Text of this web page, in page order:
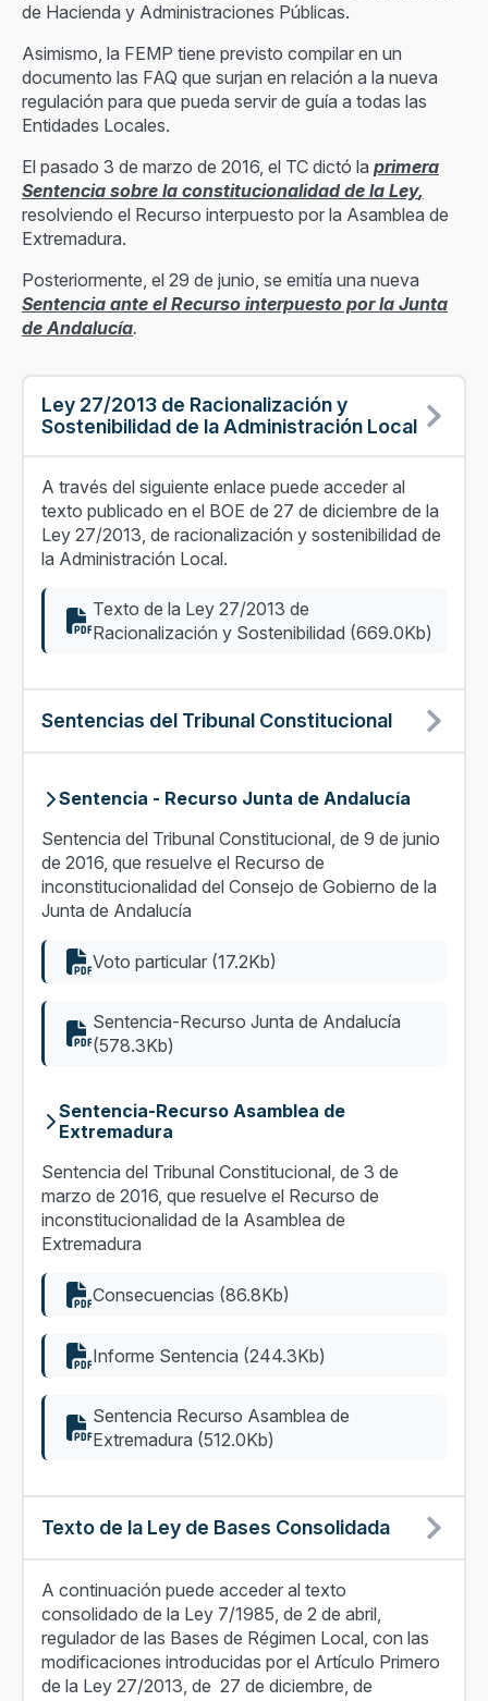
de Hacienda y Administraciones Públicas.
Asimismo, la FEMP tiene previsto compilar en un
documento las FAQ que surjan en relación a la nueva
regulación para que pueda servir de guía a todas las
Entidades Locales.
El pasado 3 de marzo de 2016, el TC dictó la primera
Sentencia sobre la constitucionalidad de la Ley,
resolviendo el Recurso interpuesto por la Asamblea de
Extremadura.
Posteriormente, el 29 de junio, se emitía una nueva
Sentencia ante el Recurso interpuesto por la Junta
de Andalucía.
Ley 27/2013 de Racionalización y
Sostenibilidad de la Administración Local
A través del siguiente enlace puede acceder al
texto publicado en el BOE de 27 de diciembre de la
Ley 27/2013, de racionalización y sostenibilidad de
la Administración Local.
Texto de la Ley 27/2013 de
Racionalización y Sostenibilidad (669.0Kb)
Sentencias del Tribunal Constitucional
Sentencia - Recurso Junta de Andalucía
Sentencia del Tribunal Constitucional, de 9 de junio
de 2016, que resuelve el Recurso de
inconstitucionalidad del Consejo de Gobierno de la
Junta de Andalucía
Voto particular (17.2Kb)
Sentencia-Recurso Junta de Andalucía
(578.3Kb)
Sentencia-Recurso Asamblea de
Extremadura
Sentencia del Tribunal Constitucional, de 3 de
marzo de 2016, que resuelve el Recurso de
inconstitucionalidad de la Asamblea de
Extremadura
Consecuencias (86.8Kb)
Informe Sentencia (244.3Kb)
Sentencia Recurso Asamblea de
Extremadura (512.0Kb)
Texto de la Ley de Bases Consolidada
A continuación puede acceder al texto
consolidado de la Ley 7/1985, de 2 de abril,
regulador de las Bases de Régimen Local, con las
modificaciones introducidas por el Artículo Primero
de la Ley 27/2013, de 27 de diciembre, de